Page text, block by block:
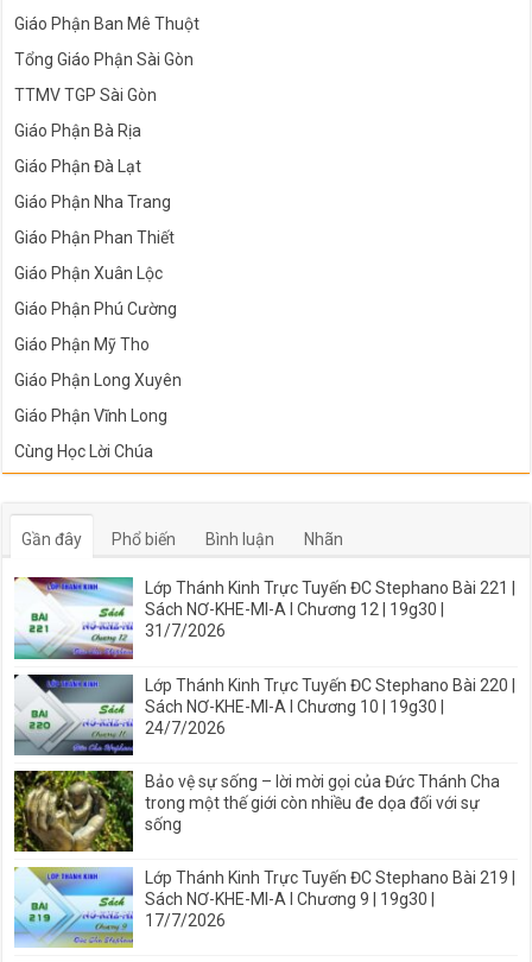
Giáo Phận Ban Mê Thuột
Tổng Giáo Phận Sài Gòn
TTMV TGP Sài Gòn
Giáo Phận Bà Rịa
Giáo Phận Đà Lạt
Giáo Phận Nha Trang
Giáo Phận Phan Thiết
Giáo Phận Xuân Lộc
Giáo Phận Phú Cường
Giáo Phận Mỹ Tho
Giáo Phận Long Xuyên
Giáo Phận Vĩnh Long
Cùng Học Lời Chúa
Gần đây Phổ biến Bình luận Nhãn
Lớp Thánh Kinh Trực Tuyến ĐC Stephano Bài 221 |
Sách NƠ-KHE-MI-A I Chương 12 | 19g30 |
31/7/2026
Lớp Thánh Kinh Trực Tuyến ĐC Stephano Bài 220 |
Sách NƠ-KHE-MI-A I Chương 10 | 19g30 |
24/7/2026
Bảo vệ sự sống – lời mời gọi của Đức Thánh Cha
trong một thế giới còn nhiều đe dọa đối với sự
sống
Lớp Thánh Kinh Trực Tuyến ĐC Stephano Bài 219 |
Sách NƠ-KHE-MI-A I Chương 9 | 19g30 |
17/7/2026